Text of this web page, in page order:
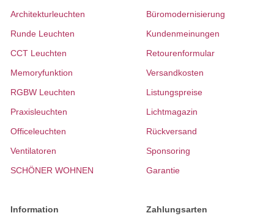
Architekturleuchten
Runde Leuchten
CCT Leuchten
Memoryfunktion
RGBW Leuchten
Praxisleuchten
Officeleuchten
Ventilatoren
SCHÖNER WOHNEN
Büromodernisierung
Kundenmeinungen
Retourenformular
Versandkosten
Listungspreise
Lichtmagazin
Rückversand
Sponsoring
Garantie
Information Zahlungsarten